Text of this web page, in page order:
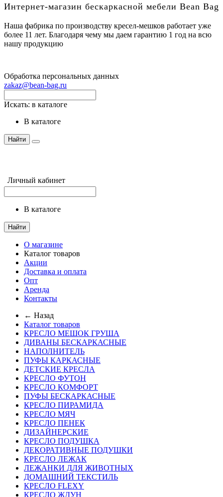
Интернет-магазин бескаркасной мебели Bean Bag
Наша фабрика по производству кресел-мешков работает уже
более 11 лет. Благодаря чему мы даем гарантию 1 год на всю
нашу продукцию
Обработка персональных данных
zakaz@bean-bag.ru
Искать: в каталоге
в каталоге
Найти
Личный кабинет
в каталоге
Найти
О магазине
Каталог товаров
Акции
Доставка и оплата
Опт
Аренда
Контакты
← Назад
Каталог товаров
КРЕСЛО МЕШОК ГРУША
ДИВАНЫ БЕСКАРКАСНЫЕ
НАПОЛНИТЕЛЬ
ПУФЫ КАРКАСНЫЕ
ДЕТСКИЕ КРЕСЛА
КРЕСЛО ФУТОН
КРЕСЛО КОМФОРТ
ПУФЫ БЕСКАРКАСНЫЕ
КРЕСЛО ПИРАМИДА
КРЕСЛО МЯЧ
КРЕСЛО ПЕНЕК
ДИЗАЙНЕРСКИЕ
КРЕСЛО ПОДУШКА
ДЕКОРАТИВНЫЕ ПОДУШКИ
КРЕСЛО ЛЕЖАК
ЛЕЖАНКИ ДЛЯ ЖИВОТНЫХ
ДОМАШНИЙ ТЕКСТИЛЬ
КРЕСЛО FLEXY
КРЕСЛО ЖДУН